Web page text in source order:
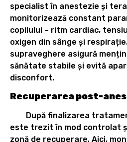
specialist în anestezie și
monitorizează constant
copilului – ritm cardiac,
oxigen din sânge și
supraveghere asigură
sănătate stabile și evită
disconfort.
Recuperarea post-
După finalizarea
este trezit în mod controlat
zonă de recuperare. Aici,